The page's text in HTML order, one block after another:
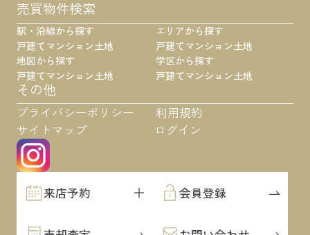
売買物件検索
駅・沿線から探す
戸建てマンション土地
地図から探す
戸建てマンション土地
エリアから探す
戸建てマンション土地
学区から探す
戸建てマンション土地
その他
プライバシーポリシー
利用規約
サイトマップ
ログイン
来店予約 会員登録